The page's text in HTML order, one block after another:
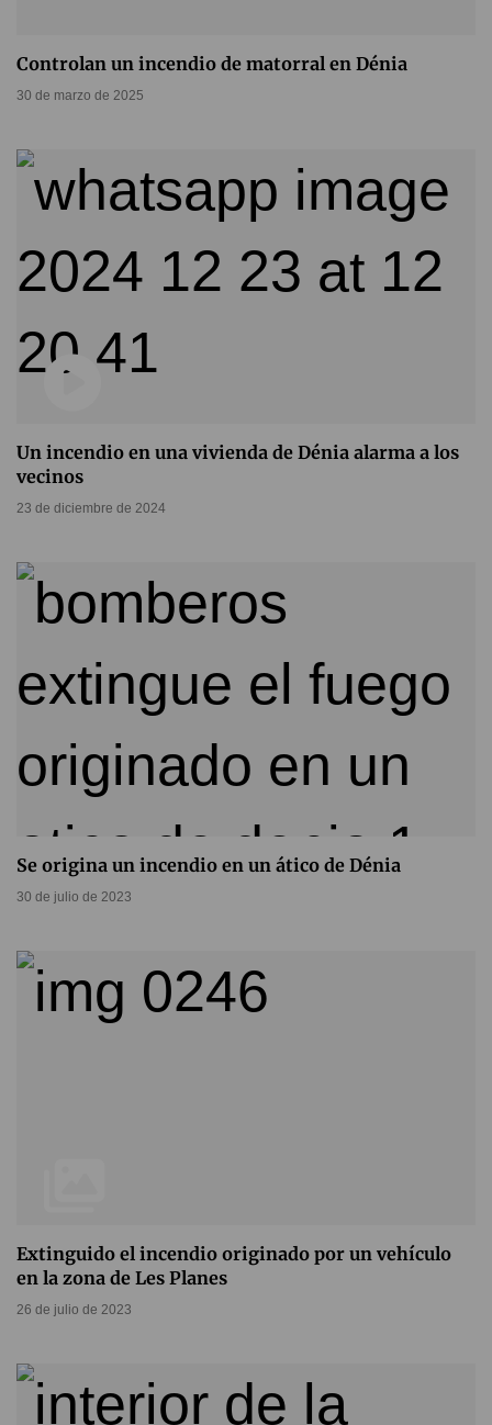
Controlan un incendio de matorral en Dénia
30 de marzo de 2025
Un incendio en una vivienda de Dénia alarma a los
vecinos
23 de diciembre de 2024
Se origina un incendio en un ático de Dénia
30 de julio de 2023
Extinguido el incendio originado por un vehículo
en la zona de Les Planes
26 de julio de 2023